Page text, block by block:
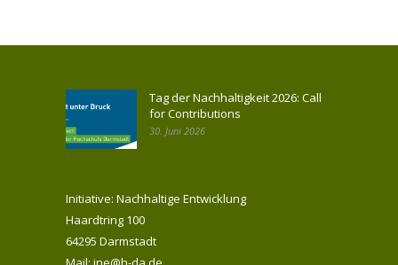
Tag der Nachhaltigkeit 2026: Call
for Contributions
30. Juni 2026
Initiative: Nachhaltige Entwicklung
Haardtring 100
64295 Darmstadt